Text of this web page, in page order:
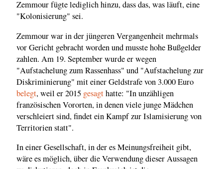
Zemmour fügte lediglich hinzu, dass das, was läuft, eine
"Kolonisierung" sei.
Zemmour war in der jüngeren Vergangenheit mehrmals
vor Gericht gebracht worden und musste hohe Bußgelder
zahlen. Am 19. September wurde er wegen
"Aufstachelung zum Rassenhass" und "Aufstachelung zur
Diskriminierung" mit einer Geldstrafe von 3.000 Euro
belegt, weil er 2015 gesagthatte: "In unzähligen
französischen Vororten, in denen viele junge Mädchen
verschleiert sind, findet ein Kampf zur Islamisierung von
Territorien statt".
In einer Gesellschaft, in der es Meinungsfreiheit gibt,
wäre es möglich, über die Verwendung dieser Aussagen